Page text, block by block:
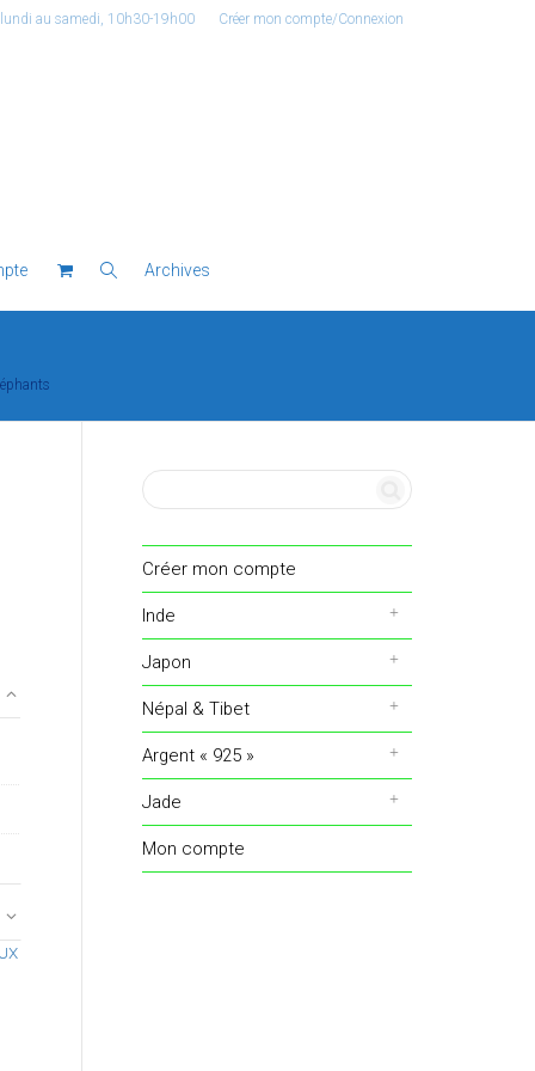
au samedi, 10h30-19h00 Créer mon compte/Connexion
Archives
Créer mon compte
Inde
Japon
Népal & Tibet
Argent « 925 »
Jade
Mon compte